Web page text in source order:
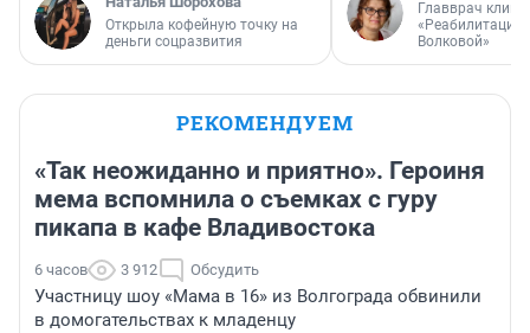
Открыла кофейную точку на
деньги соцразвития
Главврач
«Реабилитация
Волковой»
РЕКОМЕНДУЕМ
«Так неожиданно и приятно». Героиня
мема вспомнила о съемках с гуру
пикапа в кафе Владивостока
6 часов 3 912 Обсудить
Участницу шоу «Мама в 16» из Волгограда обвинили
в домогательствах к младенцу